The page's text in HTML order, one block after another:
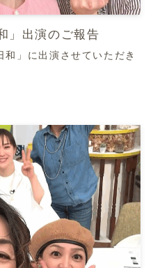
」出演のご報告
」に出演させていただき